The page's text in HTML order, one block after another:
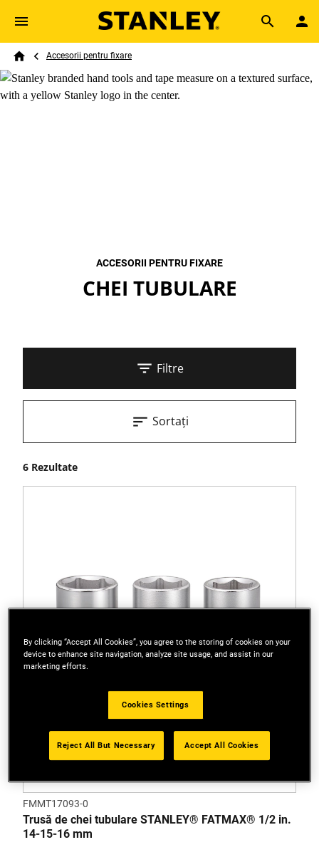
Skip to main content
Search
Breadcrumb
Accesorii pentru fixare
ACCESORII PENTRU FIXARE
CHEI TUBULARE
Filtre
6 Rezultate
Sortați
FMMT17093-0
Trusă de chei tubulare STANLEY® FATMAX® 1/2 in.
14-15-16 mm
By clicking “Accept All Cookies”, you agree to the storing of cookies on your
device to enhance site navigation, analyze site usage, and assist in our
marketing efforts.
Cookies Settings
Reject All But Necessary Accept All Cookies